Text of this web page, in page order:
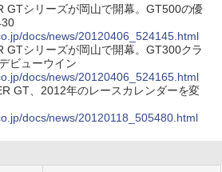
GTシリーズが岡山で開幕。GT500の優
docs/news/20120406_524145.html
GTシリーズが岡山で開幕。GT300クラ
ビューウイン
docs/news/20120406_524165.html
GT、2012年のレースカレンダーを変
docs/news/20120118_505480.html